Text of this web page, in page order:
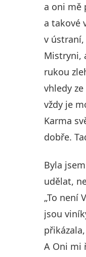
a oni mě
a takové
v
Mistryni,
rukou
vhledy
vždy je
Karma
dobře.
Byla
udělat,
„To není
jsou
A Oni mi